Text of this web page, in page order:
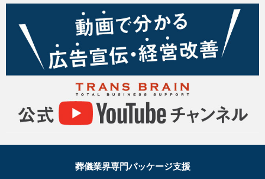
葬儀業界専門パッケージ支援